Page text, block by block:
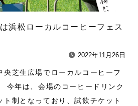
浜松ローカルコーヒーフェス
2022年11月26日
央芝生広場でローカルコーヒーフ
今年は、会場のコーヒードリンク
ト制となっており、試飲チケット